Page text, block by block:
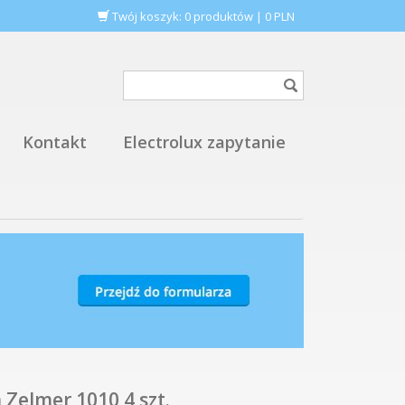
Twój koszyk: 0 produktów | 0 PLN
Kontakt Electrolux zapytanie
1010 4 szt.